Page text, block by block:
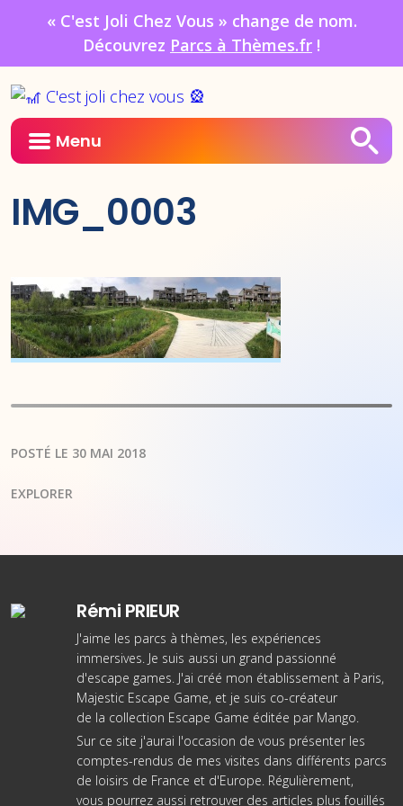
« C'est Joli Chez Vous » change de nom.
Découvrez Parcs à Thèmes.fr !
Menu
IMG_0003
POSTÉ LE 30 MAI 2018
EXPLORER
Rémi PRIEUR
J'aime les parcs à thèmes, les expériences
immersives. Je suis aussi un grand passionné
d'escape games. J'ai créé mon établissement à Paris,
Majestic Escape Game, et je suis co-créateur
de la collection Escape Game éditée par Mango.
Sur ce site j'aurai l'occasion de vous présenter les
comptes-rendus de mes visites dans différents parcs
de loisirs de France et d'Europe. Régulièrement,
vous pourrez aussi retrouver des articles plus fouillés